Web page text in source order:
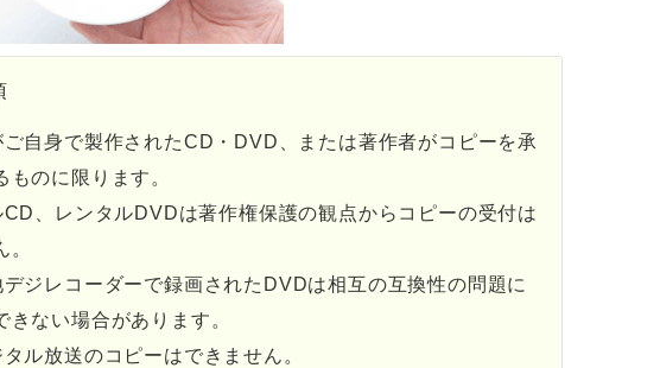
自身で製作されたCD・DVD、または著作者がコピーを承
ものに限ります。
、レンタルDVDは著作権保護の観点からコピーの受付は
ジレコーダーで録画されたDVDは相互の互換性の問題に
きない場合があります。
ル放送のコピーはできません。